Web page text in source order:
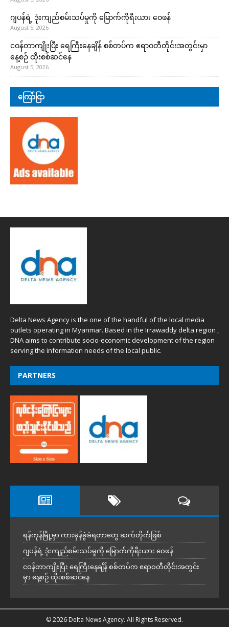
ဂျပန်ရဲ့ ဒုံးကျည်စမ်းသပ်မှုကို မြောက်ကိုရီးယား ဝေဖန်
August 5, 2026
ငဝန်တာကျိုးပြီး ရေကြီးနေချိန် စစ်တပ်က ဧရာဝတီတိုင်းအတွင်းမှာ
နေ့စဉ် ထိုးစစ်ဆင်နေ
August 5, 2026
ကြော်ငြာ
Delta News Agency is the one of the handful of the local media
outlets operating in Myanmar. Based in the Irrawaddy delta region ,
DNA aims to contribute socio-economic development of the region
serving the information needs of the local public.
PARTNERS
ရန်ကုန်မြို့မှာ ကားမှန်ခွဲခံရတာတွေ ဆက်တိုက်ဖြစ်
ဂျပန်ရဲ့ ဒုံးကျည်စမ်းသပ်မှုကို မြောက်ကိုရီးယား ဝေဖန်
ငဝန်တာကျိုးပြီး ရေကြီးနေချိန် စစ်တပ်က ဧရာဝတီတိုင်းအတွင်း
မှာ နေ့စဉ် ထိုးစစ်ဆင်နေ
© 2026 Delta News Agency. All Rights Reserved.